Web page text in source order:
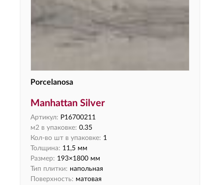
Porcelanosa
Manhattan Silver
Артикул: P16700211
м2 в упаковке: 0.35
Кол-во шт в упаковке: 1
Толщина: 11,5 мм
Размер: 193×1800 мм
Тип плитки: напольная
Поверхность: матовая